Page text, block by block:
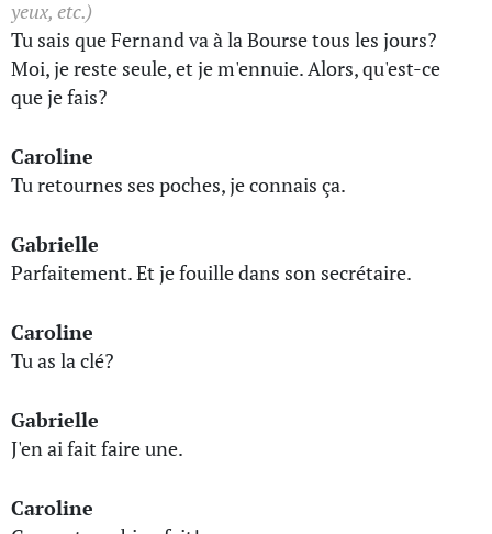
yeux, etc.)
Tu sais que Fernand va à la Bourse tous les jours?
Moi, je reste seule, et je m'ennuie. Alors, qu'est-ce
que je fais?
Caroline
Tu retournes ses poches, je connais ça.
Gabrielle
Parfaitement. Et je fouille dans son secrétaire.
Caroline
Tu as la clé?
Gabrielle
J'en ai fait faire une.
Caroline